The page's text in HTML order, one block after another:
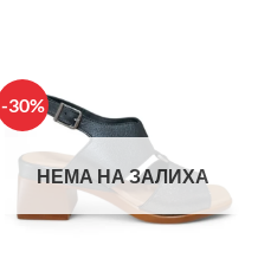
-30%
НЕМА НА ЗАЛИХА